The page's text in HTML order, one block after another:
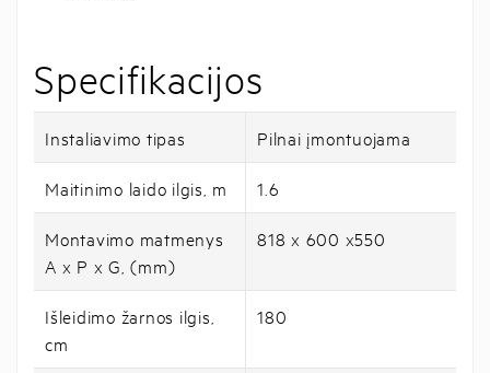
Specifikacijos
Instaliavimo tipas Pilnai įmontuojama
Maitinimo laido ilgis, m 1.6
Montavimo matmenys
A x P x G, (mm)
818 x 600 x550
Išleidimo žarnos ilgis,
cm
180